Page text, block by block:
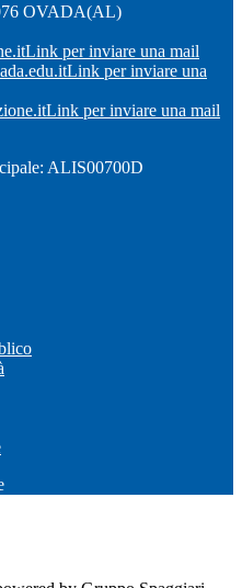
OVADA(AL)
Link per inviare una mail
Link per inviare una
Link per inviare una mail
ALIS00700D